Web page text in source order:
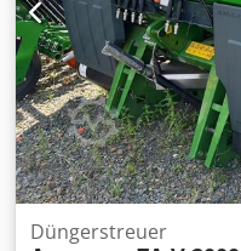
Düngerstreuer